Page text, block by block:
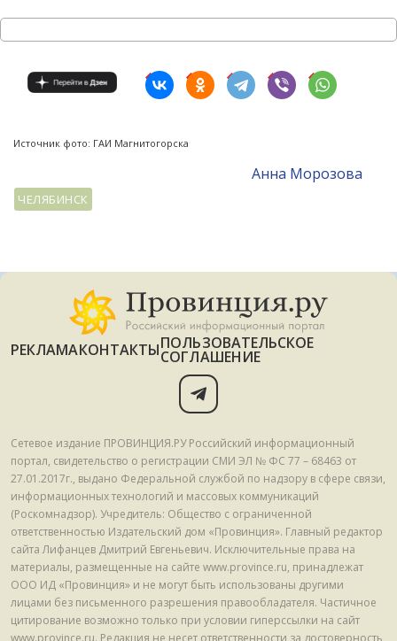
Источник фото: ГАИ Магнитогорска
Анна Морозова
ЧЕЛЯБИНСК
РЕКЛАМАКОНТАКТЫПОЛЬЗОВАТЕЛЬСКОЕ
СОГЛАШЕНИЕ
Сетевое издание ПРОВИНЦИЯ.РУ Российский информационный
портал, свидетельство о регистрации СМИ ЭЛ № ФС 77 – 68463 от
27.01.2017г., выдано Федеральной службой по надзору в сфере связи,
информационных технологий и массовых коммуникаций
(Роскомнадзор). Учредитель: Общество с ограниченной
ответственностью Издательский дом «Провинция». Главный редактор
сайта Лифанцев Дмитрий Евгеньевич. Исключительные права на
материалы, размещенные на сайте www.province.ru, принадлежат
ООО ИД «Провинция» и не могут быть использованы другими
лицами без письменного разрешения правообладателя. Частичное
цитирование возможно только при условии гиперссылки на сайт
www.province.ru. Редакция не несет ответственности за достоверность